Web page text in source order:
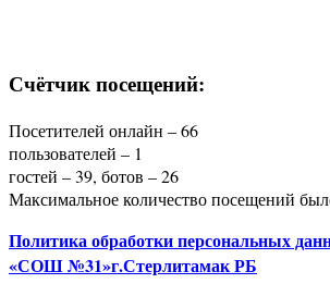
Счётчик посещений:
Посетителей онлайн – 66
пользователей – 1
гостей – 39, ботов – 26
Максимальное количество посещений
Политикаобработки персональных
«СОШ №31»г.Стерлитамак РБ